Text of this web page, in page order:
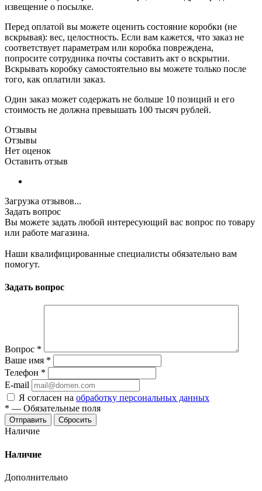
извещение о посылке.
Перед оплатой вы можете оценить состояние коробки (не
вскрывая): вес, целостность. Если вам кажется, что заказ не
соответствует параметрам или коробка повреждена,
попросите сотрудника почты составить акт о вскрытии.
Вскрывать коробку самостоятельно вы можете только после
того, как оплатили заказ.
Один заказ может содержать не больше 10 позиций и его
стоимость не должна превышать 100 тысяч рублей.
Отзывы
Отзывы
Нет оценок
Оставить отзыв
Загрузка отзывов...
Задать вопрос
Вы можете задать любой интересующий вас вопрос по товару
или работе магазина.
Наши квалифицированные специалисты обязательно вам
помогут.
Задать вопрос
Вопрос *
Ваше имя *
Телефон *
E-mail
Я согласен на обработку персональных данных
* — Обязательные поля
Отправить Сбросить
Наличие
Наличие
Дополнительно